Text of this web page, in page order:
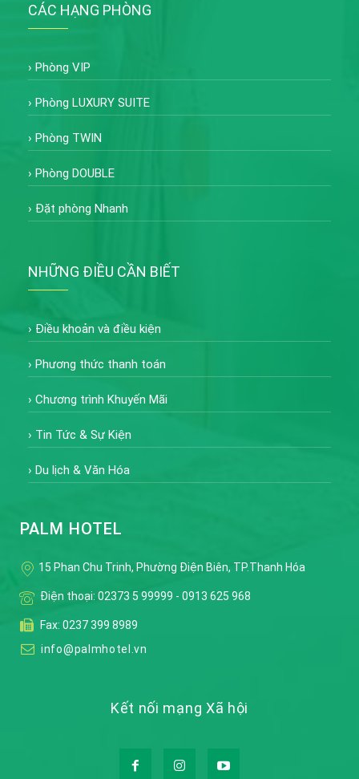
CÁC HẠNG PHÒNG
› Phòng VIP
› Phòng LUXURY SUITE
› Phòng TWIN
› Phòng DOUBLE
› Đặt phòng Nhanh
NHỮNG ĐIỀU CẦN BIẾT
› Điều khoản và điều kiện
› Phương thức thanh toán
› Chương trình Khuyến Mãi
› Tin Tức & Sự Kiện
› Du lịch & Văn Hóa
PALM HOTEL
15 Phan Chu Trinh, Phường Điện Biên, TP.Thanh Hóa
Điện thoại: 02373 5 99999 - 0913 625 968
Fax: 0237 399 8989
info@palmhotel.vn
Kết nối mạng Xã hội